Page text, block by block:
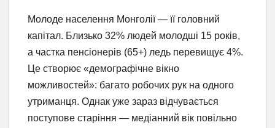
Молоде населення Монголії — її головний
капітал. Близько 32% людей молодші 15 років,
а частка пенсіонерів (65+) ледь перевищує 4%.
Це створює «демографічне вікно
можливостей»: багато робочих рук на одного
утриманця. Однак уже зараз відчувається
поступове старіння — медіанний вік повільно